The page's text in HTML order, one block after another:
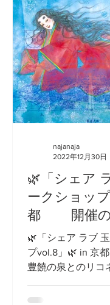
🌿「シェア
ークショッ
都 開催の
🌿「シェア ラブ
プvol.8」🌿 in 京
豊饒の泉とのリコネ
ラブ 玉手匣" の ト
najanaja
2022年12月30日